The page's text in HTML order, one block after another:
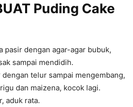
Puding Cake
pasir dengan agar-agar bubuk,
sampai mendidih.
telur sampai mengembang,
dan maizena, kocok lagi.
aduk rata.